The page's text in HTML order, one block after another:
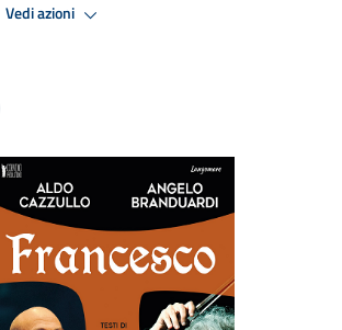
Vedi azioni